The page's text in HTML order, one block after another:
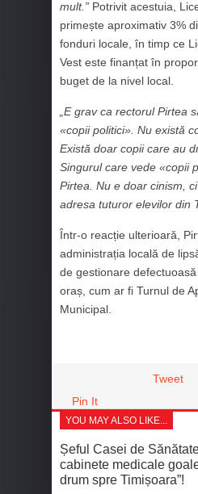
mult.” Potrivit acestuia,
primește aproximativ 3%
fonduri locale, în timp ce
Vest este finanțat în
buget de la nivel local.
„E grav ca rectorul Pirtea
«copii politici». Nu există
Există doar copii care au
Singurul care vede «copii
Pirtea. Nu e doar cinism,
adresa tuturor elevilor din
Într-o reacție ulterioară,
administrația locală de
de gestionare
oraș, cum ar fi Turnul de
Municipal.
Tweet
Pin It
YOU MAY ALSO LIKE...
Șeful Casei de
cabinete medicale
drum spre Timișoara”!